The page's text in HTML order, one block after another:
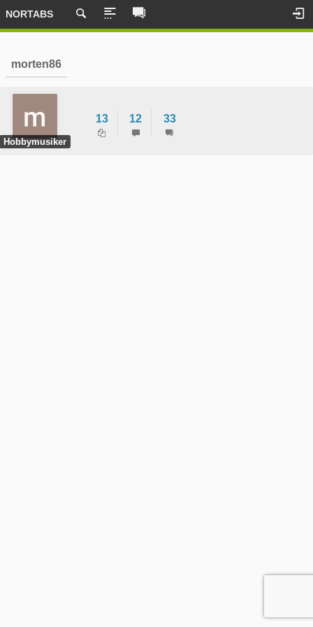
NORTABS
morten86
Hobbymusiker
13 12 33